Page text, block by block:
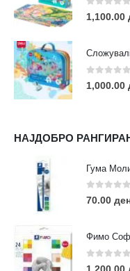
0 out of 5
1,100.00
0 out of 5
1,000.00
НАЈДОБРО
Гума
0out of 5
70.00
Фимо
0 out of 5
ЛИНКОВИ
Услови за користење
Големопродажба
Кариера
За нас
Нашите локации
ПОПУЛАРНИ ТАГОВИ
eurodanvest FIMO
markers
rapitografi sketch